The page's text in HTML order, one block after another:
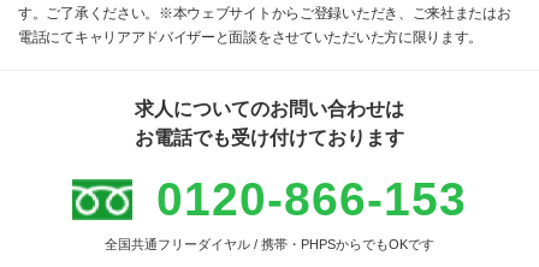
す。ご了承ください。※本ウェブサイトからご登録いただき、ご来社またはお
電話にてキャリアアドバイザーと面談をさせていただいた方に限ります。
求人についてのお問い合わせは
お電話でも受け付けております
0120-866-153
全国共通フリーダイヤル / 携帯・PHPSからでもOKです